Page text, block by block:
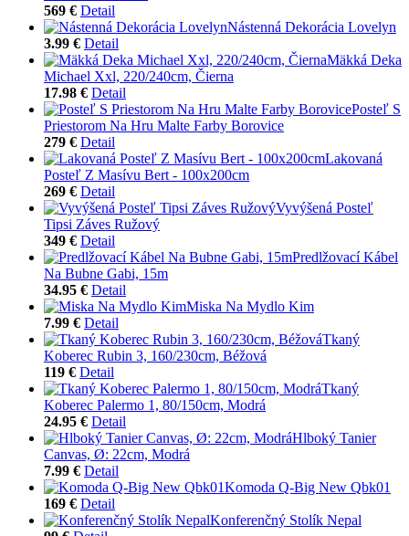
569 € Detail
Nástenná Dekorácia Lovelyn
3.99 € Detail
Mäkká Deka
Michael Xxl, 220/240cm, Čierna
17.98 € Detail
Posteľ S
Priestorom Na Hru Malte Farby Borovice
279 € Detail
Lakovaná
Posteľ Z Masívu Bert - 100x200cm
269 € Detail
Vyvýšená Posteľ
Tipsi Záves Ružový
349 € Detail
Predlžovací Kábel
Na Bubne Gabi, 15m
34.95 € Detail
Miska Na Mydlo Kim
7.99 € Detail
Tkaný
Koberec Rubin 3, 160/230cm, Béžová
119 € Detail
Tkaný
Koberec Palermo 1, 80/150cm, Modrá
24.95 € Detail
Hlboký Tanier
Canvas, Ø: 22cm, Modrá
7.99 € Detail
Komoda Q-Big New Qbk01
169 € Detail
Konferenčný Stolík Nepal